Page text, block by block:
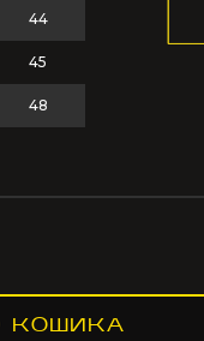
44
45
48
КОШИКА